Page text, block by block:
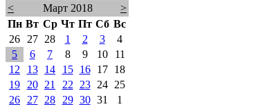
<
Март 2018
>
Пн Вт Ср Чт Пт Сб Вс
26
27 28 1 2 3
4
5
6 7 8 9 10
11
12
13 14 15 16 17
18
19
20 21 22 23 24
25
26
27 28 29 30 31
1